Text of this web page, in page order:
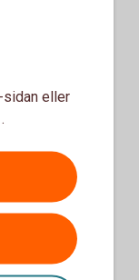
sidan eller
.